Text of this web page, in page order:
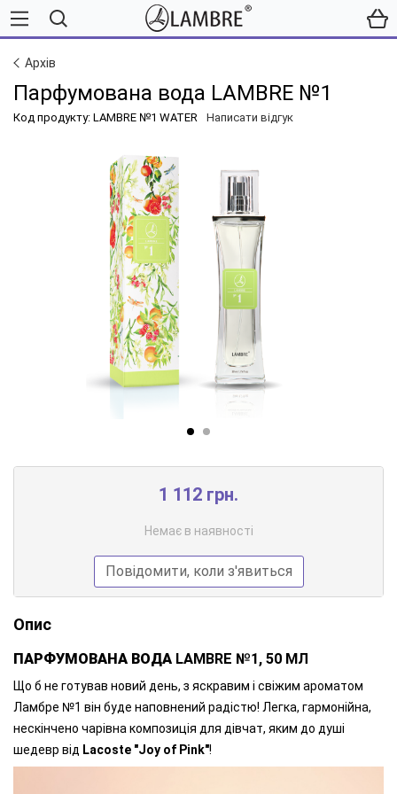
Архів
Парфумована вода LAMBRE №1
Код продукту: LAMBRE №1 WATER Написати відгук
1 112 грн.
Немає в наявності
Повідомити, коли з'явиться
Опис
ПАРФУМОВАНА ВОДА LAMBRE №1, 50 МЛ
Що б не готував новий день, з яскравим і свіжим ароматом
Ламбре №1 він буде наповнений радістю! Легка, гармонійна,
нескінчено чарівна композиція для дівчат, яким до душі
шедевр від Lacoste "Joy of Pink"!